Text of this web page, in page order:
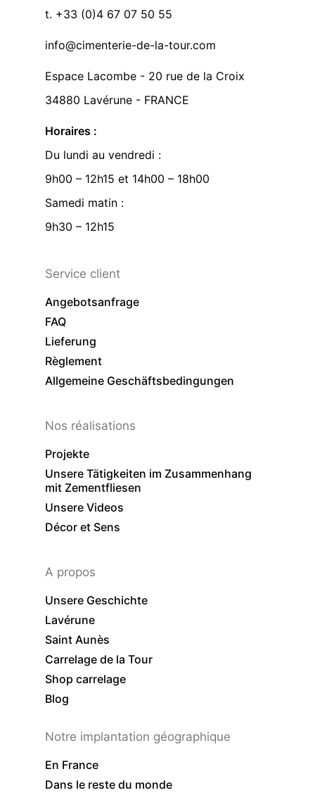
t. +33 (0)4 67 07 50 55
info@cimenterie-de-la-tour.com
Espace Lacombe - 20 rue de la Croix
34880 Lavérune - FRANCE
Horaires :
Du lundi au vendredi :
9h00 – 12h15 et 14h00 – 18h00
Samedi matin :
9h30 – 12h15
Service client
Angebotsanfrage
FAQ
Lieferung
Règlement
Allgemeine Geschäftsbedingungen
Nos réalisations
Projekte
Unsere Tätigkeiten im Zusammenhang
mit Zementfliesen
Unsere Videos
Décor et Sens
A propos
Unsere Geschichte
Lavérune
Saint Aunès
Carrelage de la Tour
Shop carrelage
Blog
Notre implantation géographique
En France
Dans le reste du monde